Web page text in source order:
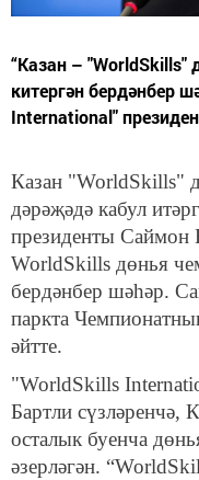
“Казан – "WorldSkills"
китергән бердәнбер
International"
Казан "WorldSkills"
дәрәҗәдә кабул
президенты Саймон
WorldSkills дөнья
бердәнбер шәһәр.
паркта
әйтте.
"WorldSkills
Бартли сүзләренчә,
осталык буенча
әзерләгән.